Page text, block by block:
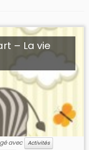
– La vie
avec
Activités